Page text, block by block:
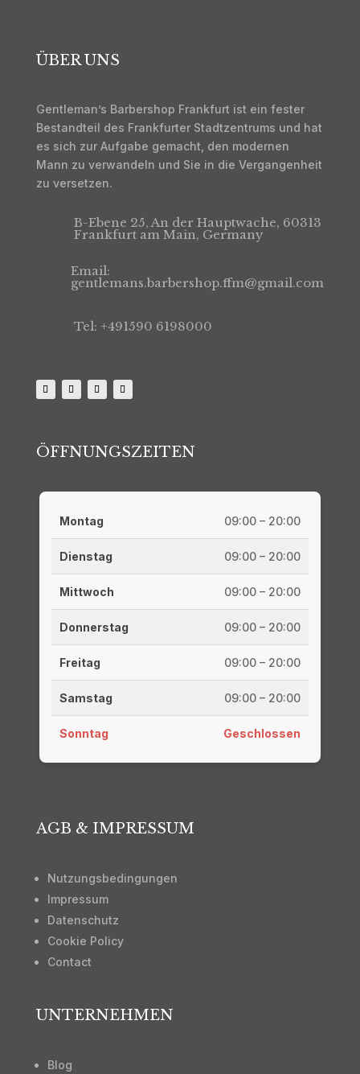
ÜBER UNS
Gentleman’s Barbershop Frankfurt ist ein fester
Bestandteil des Frankfurter Stadtzentrums und hat
es sich zur Aufgabe gemacht, den modernen
Mann zu verwandeln und Sie in die Vergangenheit
zu versetzen.
B-Ebene 25, An der Hauptwache, 60313
Frankfurt am Main, Germany
Email:
gentlemans.barbershop.ffm@gmail.com
Tel: +491590 6198000
ÖFFNUNGSZEITEN
Montag 09:00 – 20:00
Dienstag 09:00 – 20:00
Mittwoch 09:00 – 20:00
Donnerstag 09:00 – 20:00
Freitag 09:00 – 20:00
Samstag 09:00 – 20:00
Sonntag Geschlossen
AGB & IMPRESSUM
Nutzungsbedingungen
Impressum
Datenschutz
Cookie Policy
Contact
UNTERNEHMEN
Blog